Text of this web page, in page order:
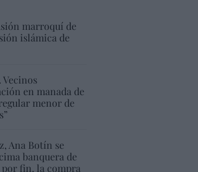
marroquí de
islámica de
Vecinos
en manada de
menor de
Ana Botín se
banquera de
por fin, la compra